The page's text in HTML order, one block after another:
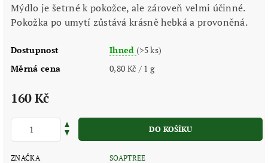
Mýdlo je šetrné k pokožce, ale zároveň velmi účinné.
Pokožka po umytí zůstává krásně hebká a provoněná.
Dostupnost Ihned(>5 ks)
Měrná cena
0,80 Kč / 1 g
160 Kč
ZNAČKA
SOAPTREE